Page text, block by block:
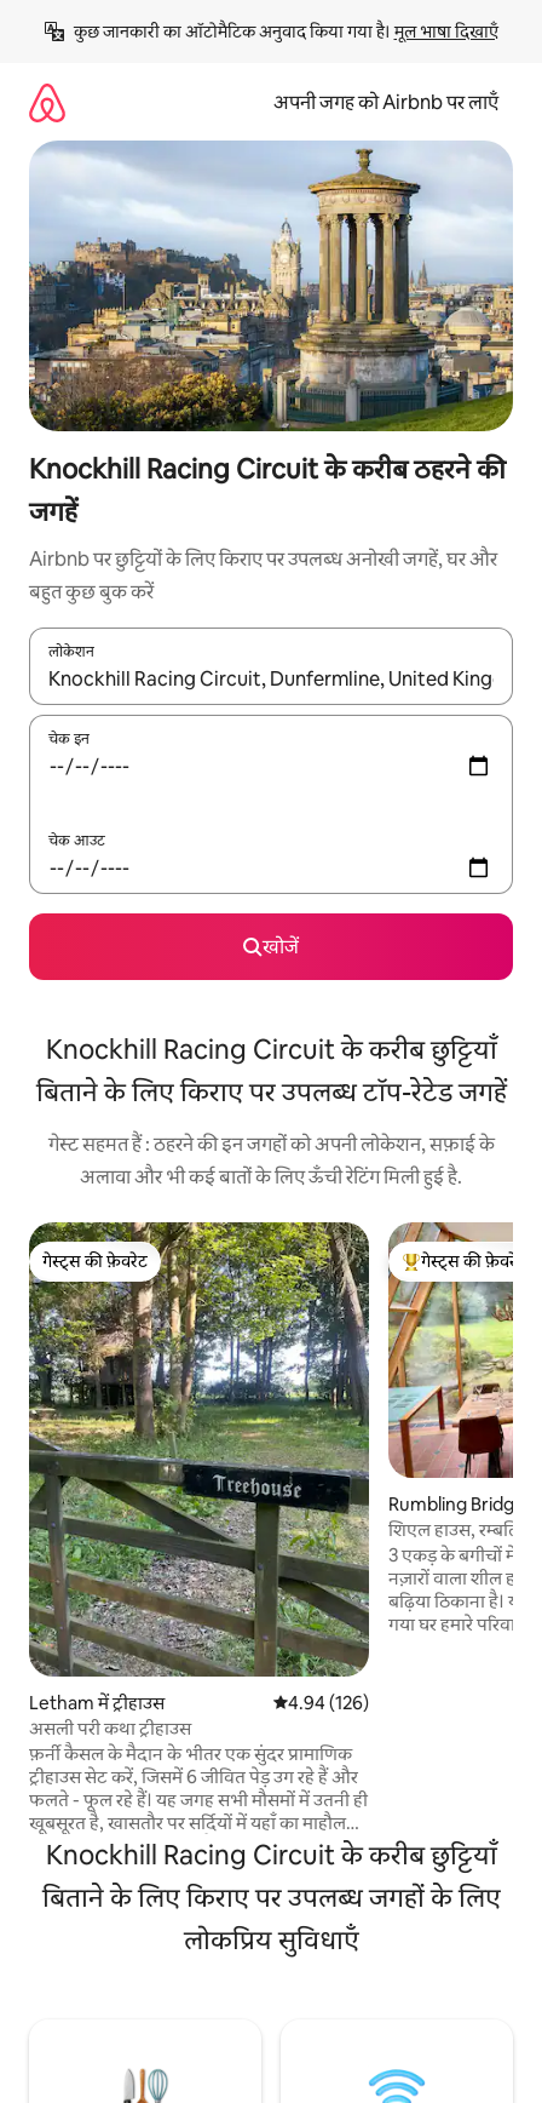
छोड़कर
कॉन्टेंट
कुछ जानकारी का ऑटोमैटिक अनुवाद किया गया है। मूल भाषा दिखाएँ
अपनी जगह को Airbnb पर लाएँ
Knockhill Racing Circuit के करीब ठहरने की
जगहें
Airbnb पर छुट्टियों के लिए किराए पर उपलब्ध अनोखी जगहें, घर और
बहुत कुछ बुक करें
लोकेशन
नतीजों के उपलब्ध होने पर, अप और डाउन 'ऐरो की' का इस्तेमाल करके नेविगेट
चेक इन
चेक आउट
खोजें
Knockhill Racing Circuit के करीब छुट्टियाँ
बिताने के लिए किराए पर उपलब्ध टॉप-रेटेड जगहें
गेस्ट सहमत हैं : ठहरने की इन जगहों को अपनी लोकेशन, सफ़ाई के
अलावा और भी कई बातों के लिए ऊँची रेटिंग मिली हुई है.
गेस्ट्स की फ़ेवरेट
गेस्ट्स की फ़ेवरेट
Letham में ट्रीहाउस औसत रेटिंग 5 में से 4.94, 126 समीक्षाएँ
4.94 (126)
असली परी कथा ट्रीहाउस
फ़र्नी कैसल के मैदान के भीतर एक सुंदर प्रामाणिक
ट्रीहाउस सेट करें, जिसमें 6 जीवित पेड़ उग रहे हैं और
फलते - फूल रहे हैं। यह जगह सभी मौसमों में उतनी ही
खूबसूरत है, खासतौर पर सर्दियों में यहाँ का माहौल
बहुत ही आरामदायक होता है, क्योंकि यहाँ दो लोगों
के लिए बने फ़्रीस्टैंडिंग बाथरूम में हीटिंग की सुविधा है
और खूब सारा गर्म पानी भी उपलब्ध है। 5 सितारा
बेडरूम की सभी सुविधाओं के साथ, दूसरी मंजिल पर
एक बड़ा फ़्रीस्टैंडिंग बाथरूम, जिसमें एक छोटी सी
बालकनी है, जो आश्चर्यजनक ग्रामीण इलाकों के दृश्यों
गेस्ट्स का टॉप फ़ेवरेट
गेस्ट्स की फ़ेवरेट
Rumbling Bridge में
शिएल हाउस, रम्बलिंग
3 एकड़ के बगीचों में
नज़ारों वाला शील
बढ़िया ठिकाना है। यह खासतौर पर डिज़ाइन किया
गया घर हमारे
Knockhill Racing Circuit के करीब छुट्टियाँ
बिताने के लिए किराए पर उपलब्ध जगहों के लिए
लोकप्रिय सुविधाएँ